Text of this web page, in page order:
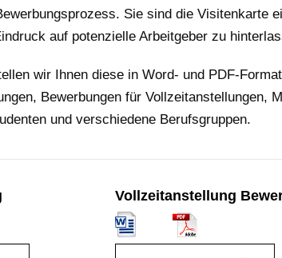
Sie sind die Visitenkarte
auf potenzielle Arbeitgeber zu
wir Ihnen diese in Word- und PDF-
Bewerbungen für Vollzeitanstellungen,
und verschiedene Berufsgruppen.
Vollzeitanstellung